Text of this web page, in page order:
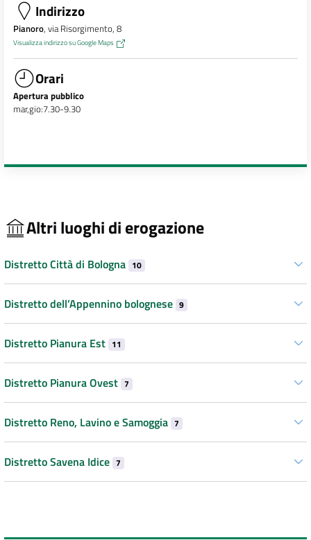
Indirizzo
Pianoro, via Risorgimento, 8
Visualizza indirizzo su Google Maps
Orari
Apertura pubblico
mar,gio:7.30-9.30
Altri luoghi di erogazione
Distretto Città di Bologna 10
Distretto dell’Appennino bolognese 9
Distretto Pianura Est 11
Distretto Pianura Ovest 7
Distretto Reno, Lavino e Samoggia 7
Distretto Savena Idice 7